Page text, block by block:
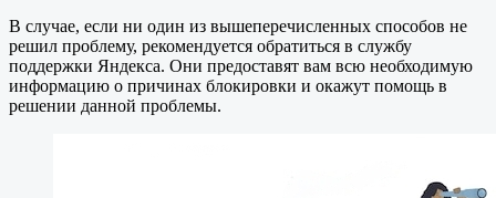
В случае, если ни один из вышеперечисленных способов не
решил проблему, рекомендуется обратиться в службу
поддержки Яндекса. Они предоставят вам всю необходимую
информацию о причинах блокировки и окажут помощь в
решении данной проблемы.